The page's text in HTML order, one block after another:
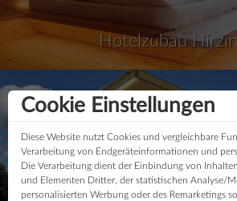
Hotelzubau
Cookie Einstellungen
Diese Website nutzt Cookies und vergleichbare
Verarbeitung von Endgeräteinformationen und
Die Verarbeitung dient der Einbindung von
und Elementen Dritter, der statistischen Analyse/
personalisierten Werbung oder des Remarketings